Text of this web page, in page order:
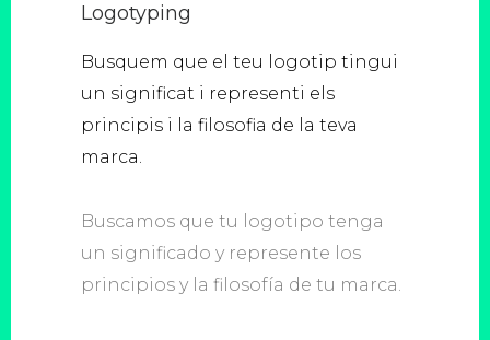
Logotyping
Busquem que el teu logotip tingui
un significat i representi els
principis i la filosofia de la teva
marca.
Buscamos que tu logotipo tenga
un significado y represente los
principios y la filosofía de tu marca.